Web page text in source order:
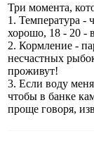
Три момента,
1. Температура -
хорошо, 18 - 20 -
2. Кормление -
несчастных
проживут!
3. Если воду
чтобы в банке
проще говоря,